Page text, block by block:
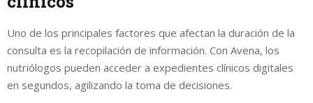
Uno de los principales factores que afectan la duración de la
consulta es la recopilación de información. Con Avena, los
nutriólogos pueden acceder a expedientes clínicos digitales
en segundos, agilizando la toma de decisiones.